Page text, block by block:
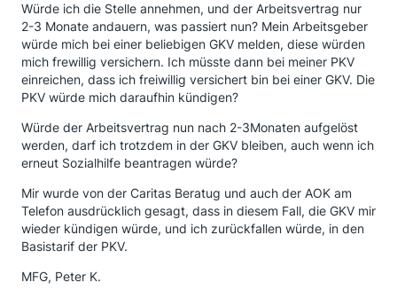
Würde ich die Stelle annehmen, und der Arbeitsvertrag nur
2-3 Monate andauern, was passiert nun? Mein Arbeitsgeber
würde mich bei einer beliebigen GKV melden, diese würden
mich frewillig versichern. Ich müsste dann bei meiner PKV
einreichen, dass ich freiwillig versichert bin bei einer GKV. Die
PKV würde mich daraufhin kündigen?
Würde der Arbeitsvertrag nun nach 2-3Monaten aufgelöst
werden, darf ich trotzdem in der GKV bleiben, auch wenn ich
erneut Sozialhilfe beantragen würde?
Mir wurde von der Caritas Beratug und auch der AOK am
Telefon ausdrücklich gesagt, dass in diesem Fall, die GKV mir
wieder kündigen würde, und ich zurückfallen würde, in den
Basistarif der PKV.
MFG, Peter K.